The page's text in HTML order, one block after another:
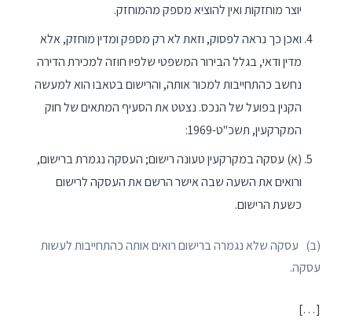
יוצר מוחזקות ואין להוציא מספק מהמוחזק.
ואכן כך נראה לפסוק, וזאת לא רק מספק ומדין מוחזק, אלא
מדין ודאי, בגלל הבירור המשפטי שלפיו חוזה למכירת הדירה
נחשב כהתחייבות למכור אותה, והרישום בטאבו הוא למעשה
הקנין בפועל של הנכס. נצטט את הסעיף המתאים של חוק
המקרקעין, תשכ"ט-1969:
(א) עסקה במקרקעין טעונה רישום; העסקה נגמרת ברישום,
ורואים את השעה שבה אישר הרשם את העסקה לרישום
כשעת הרישום.
(ב) עסקה שלא נגמרה ברישום רואים אותה כהתחייבות לעשות
עסקה.
[…]